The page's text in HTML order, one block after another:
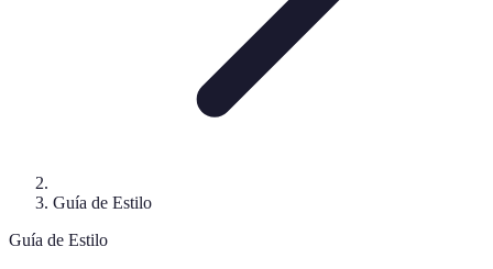
Guía de Estilo
Guía de Estilo